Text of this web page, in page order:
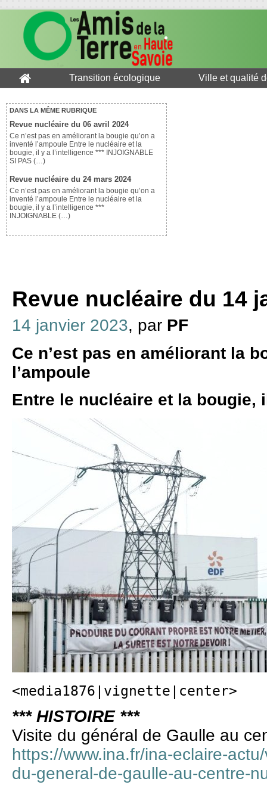
Transition écologique Ville et qualité
DANS LA MÊME RUBRIQUE
Revue nucléaire du 06 avril 2024
Ce n’est pas en améliorant la bougie qu’on a
inventé l’ampoule Entre le nucléaire et la
bougie, il y a l’intelligence *** INJOIGNABLE
SI PAS (…)
Revue nucléaire du 24 mars 2024
Ce n’est pas en améliorant la bougie qu’on a
inventé l’ampoule Entre le nucléaire et la
bougie, il y a l’intelligence ***
INJOIGNABLE (…)
Revue nucléaire du 14
14 janvier 2023, par PF
Ce n’est pas en améliorant la
l’ampoule
Entre le nucléaire et la bougie,
<media1876|vignette|center>
*** HISTOIRE ***
Visite du général de Gaulle au
https://www.ina.fr/ina-eclaire-
du-general-de-gaulle-au-centre-